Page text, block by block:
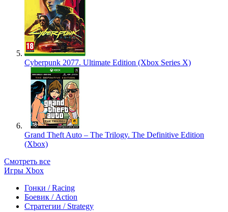
Cyberpunk 2077. Ultimate Edition (Xbox Series X)
Grand Theft Auto – The Trilogy. The Definitive Edition
(Xbox)
Смотреть все
Игры Xbox
Гонки / Racing
Боевик / Action
Стратегии / Strategy